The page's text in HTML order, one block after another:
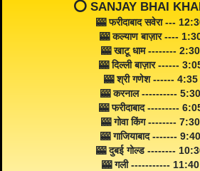
⭕️ SANJAY BHAI
🎰 फरीदाबाद सवेरा ---
🎰 कल्याण बाज़ार ----
🎰 खाटू धाम --------
🎰 दिल्ली बाज़ार ------
🎰 श्री गणेश ------ 4:35
🎰 करनाल ----------
🎰 फरीदाबाद ---------
🎰 गोवा किंग --------
🎰 गाजियाबाद -------
🎰 दुबई गोल्ड --------
🎰 गली -----------